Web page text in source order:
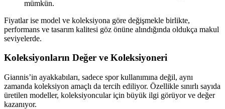
mümkün.
Fiyatlar ise model ve koleksiyona göre değişmekle birlikte,
performans ve tasarım kalitesi göz önüne alındığında oldukça makul
seviyelerde.
Koleksiyonların Değer ve Koleksiyoneri
Giannis’in ayakkabıları, sadece spor kullanımına değil, aynı
zamanda koleksiyon amaçlı da tercih ediliyor. Özellikle sınırlı sayıda
üretilen modeller, koleksiyoncular için büyük ilgi görüyor ve değer
kazanıyor.